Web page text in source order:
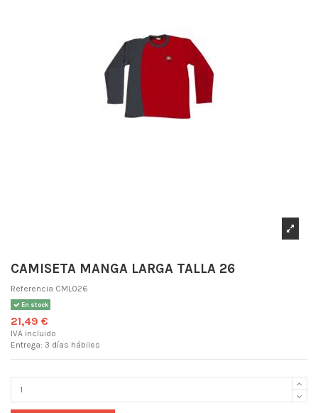
CAMISETA MANGA LARGA TALLA 26
Referencia CML026
En stock
21,49 €
IVA incluido
Entrega: 3 días hábiles